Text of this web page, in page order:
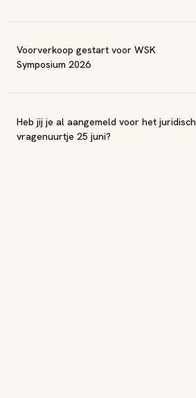
Voorverkoop gestart voor WSK
Symposium 2026
Heb jij je al aangemeld voor het juridisch
vragenuurtje 25 juni?